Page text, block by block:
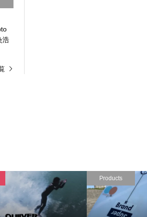
浩
Products